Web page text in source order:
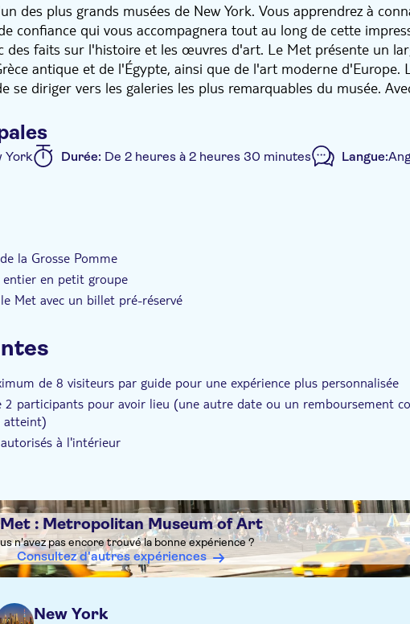
des plus grands musées de New York. Vous apprendrez à
confiance qui vous accompagnera tout au long de cette
des faits sur l'histoire et les œuvres d'art. Le Met présente un
antique et de l'Égypte, ainsi que de l'art moderne d'Europe.
se diriger vers les galeries les plus remarquables du musée.
américaines et européennes, vous verrez et découvrirez divers
York Durée: De 2 heures à 2 heures 30 minutes Langue:
la Grosse Pomme
entier en petit groupe
Met avec un billet pré-réservé
de 8 visiteurs par guide pour une expérience plus personnalisée
participants pour avoir lieu (une autre date ou un remboursement
atteint)
à l'intérieur
est à prévoir
verront proposer une alternative appropriée si l'heure d'ouverture du
de début de la visite
Art
: Metropolitan Museum of Art
n'avez pas encore trouvé la bonne expérience ?
Consultez d'autres expériences
New York